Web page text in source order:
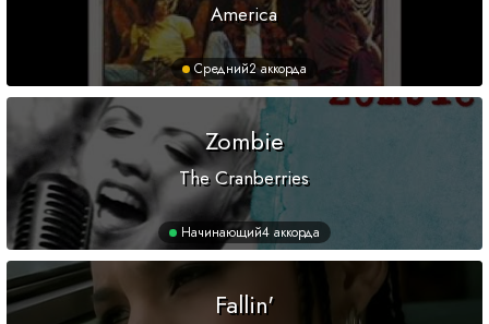
America
Средний2 аккорда
Zombie
The Cranberries
Начинающий4 аккорда
Fallin'